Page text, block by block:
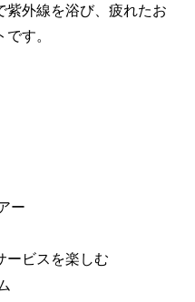
紫外線を浴び、疲れたお
す。
ー
ビスを楽しむ